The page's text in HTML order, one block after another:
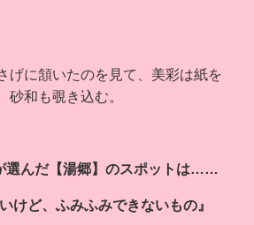
げに頷いたのを見て、美彩は紙を
砂和も覗き込む。
選んだ【湯郷】のスポットは……
けど、ふみふみできないもの』